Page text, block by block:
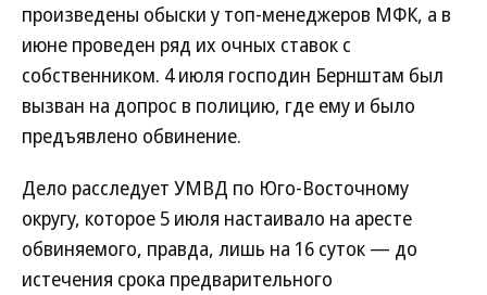
произведены обыски у топ-менеджеров МФК, а в
июне проведен ряд их очных ставок с
собственником. 4 июля господин Бернштам был
вызван на допрос в полицию, где ему и было
предъявлено обвинение.
Дело расследует УМВД по Юго-Восточному
округу, которое 5 июля настаивало на аресте
обвиняемого, правда, лишь на 16 суток — до
истечения срока предварительного